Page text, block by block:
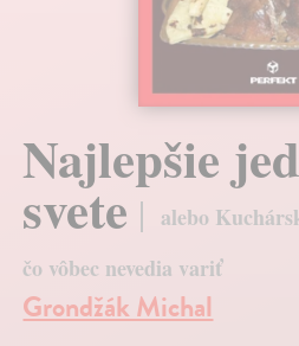
Najlepšie
svete
alebo
čo vôbec nevedia variť
Grondžák Michal